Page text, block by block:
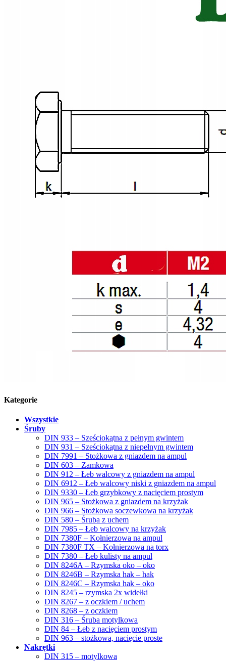
Kategorie
Wszystkie
Śruby
DIN 933 – Sześciokątna z pełnym gwintem
DIN 931 – Sześciokątna z niepełnym gwintem
DIN 7991 – Stożkowa z gniazdem na ampul
DIN 603 – Zamkowa
DIN 912 – Łeb walcowy z gniazdem na ampul
DIN 6912 – Łeb walcowy niski z gniazdem na ampul
DIN 9330 – Łeb grzybkowy z nacięciem prostym
DIN 965 – Stożkowa z gniazdem na krzyżak
DIN 966 – Stożkowa soczewkowa na krzyżak
DIN 580 – Śruba z uchem
DIN 7985 – Łeb walcowy na krzyżak
DIN 7380F – Kołnierzowa na ampul
DIN 7380F TX – Kołnierzowa na torx
DIN 7380 – Łeb kulisty na ampul
DIN 8246A – Rzymska oko – oko
DIN 8246B – Rzymska hak – hak
DIN 8246C – Rzymska hak – oko
DIN 8245 – rzymska 2x widełki
DIN 8267 – z oczkiem / uchem
DIN 8268 – z oczkiem
DIN 316 – Śruba motylkowa
DIN 84 – Łeb z nacięciem prostym
DIN 963 – stożkowa, nacięcie proste
Nakrętki
DIN 315 – motylkowa